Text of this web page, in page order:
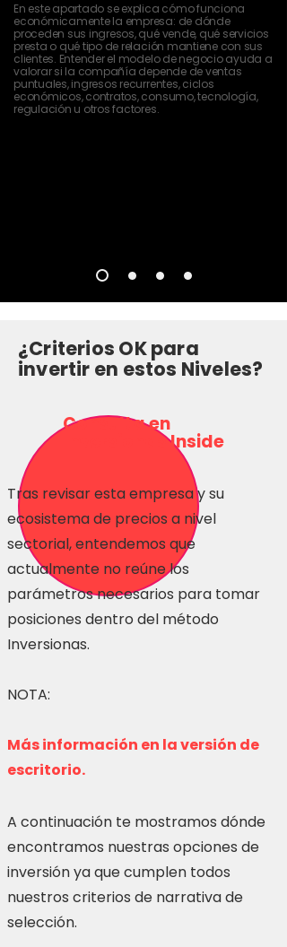
En este apartado se explica cómo funciona
económicamente la empresa: de dónde
proceden sus ingresos, qué vende, qué servicios
presta o qué tipo de relación mantiene con sus
clientes. Entender el modelo de negocio ayuda a
valorar si la compañía depende de ventas
puntuales, ingresos recurrentes, ciclos
económicos, contratos, consumo, tecnología,
regulación u otros factores.
¿Criterios OK para
invertir en estos Niveles?
Consulta en
Inversionas Inside
Tras revisar esta empresa y su
ecosistema de precios a nivel
sectorial, entendemos que
actualmente no reúne los
parámetros necesarios para tomar
posiciones dentro del método
Inversionas.
NOTA:
Más información en la versión de
escritorio.
A continuación te mostramos dónde
encontramos nuestras opciones de
inversión ya que cumplen todos
nuestros criterios de narrativa de
selección.